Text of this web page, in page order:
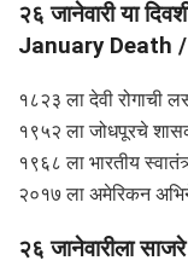
२६ जानेवारी या
January Death
१८२३ ला देवी रोगाची
१९५२ ला जोधपूरचे
१९६८ ला भारतीय
२०१७ ला अमेरिकन
२६ जानेवारीला